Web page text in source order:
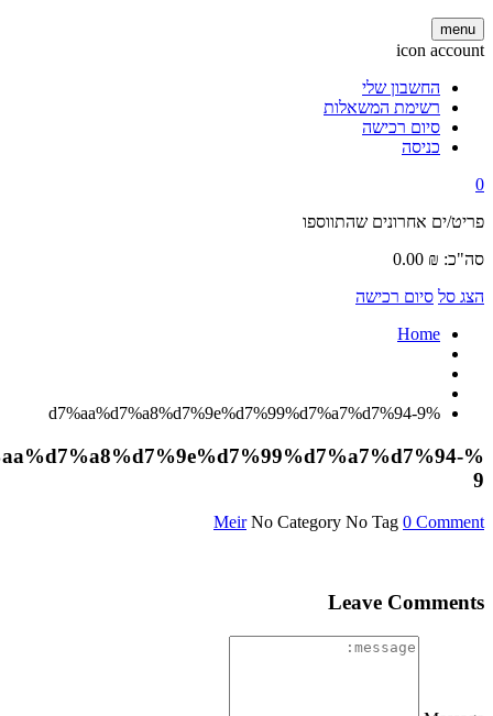
icon
החשבון שלי
רשימת המשאלות
סיום רכישה
כניסה
אחרונים שהתווספו
0.00₪
סיום רכישה
Home
Meir No CategoryNo Tag0
Leave